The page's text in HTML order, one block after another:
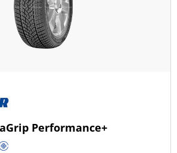
Performance+